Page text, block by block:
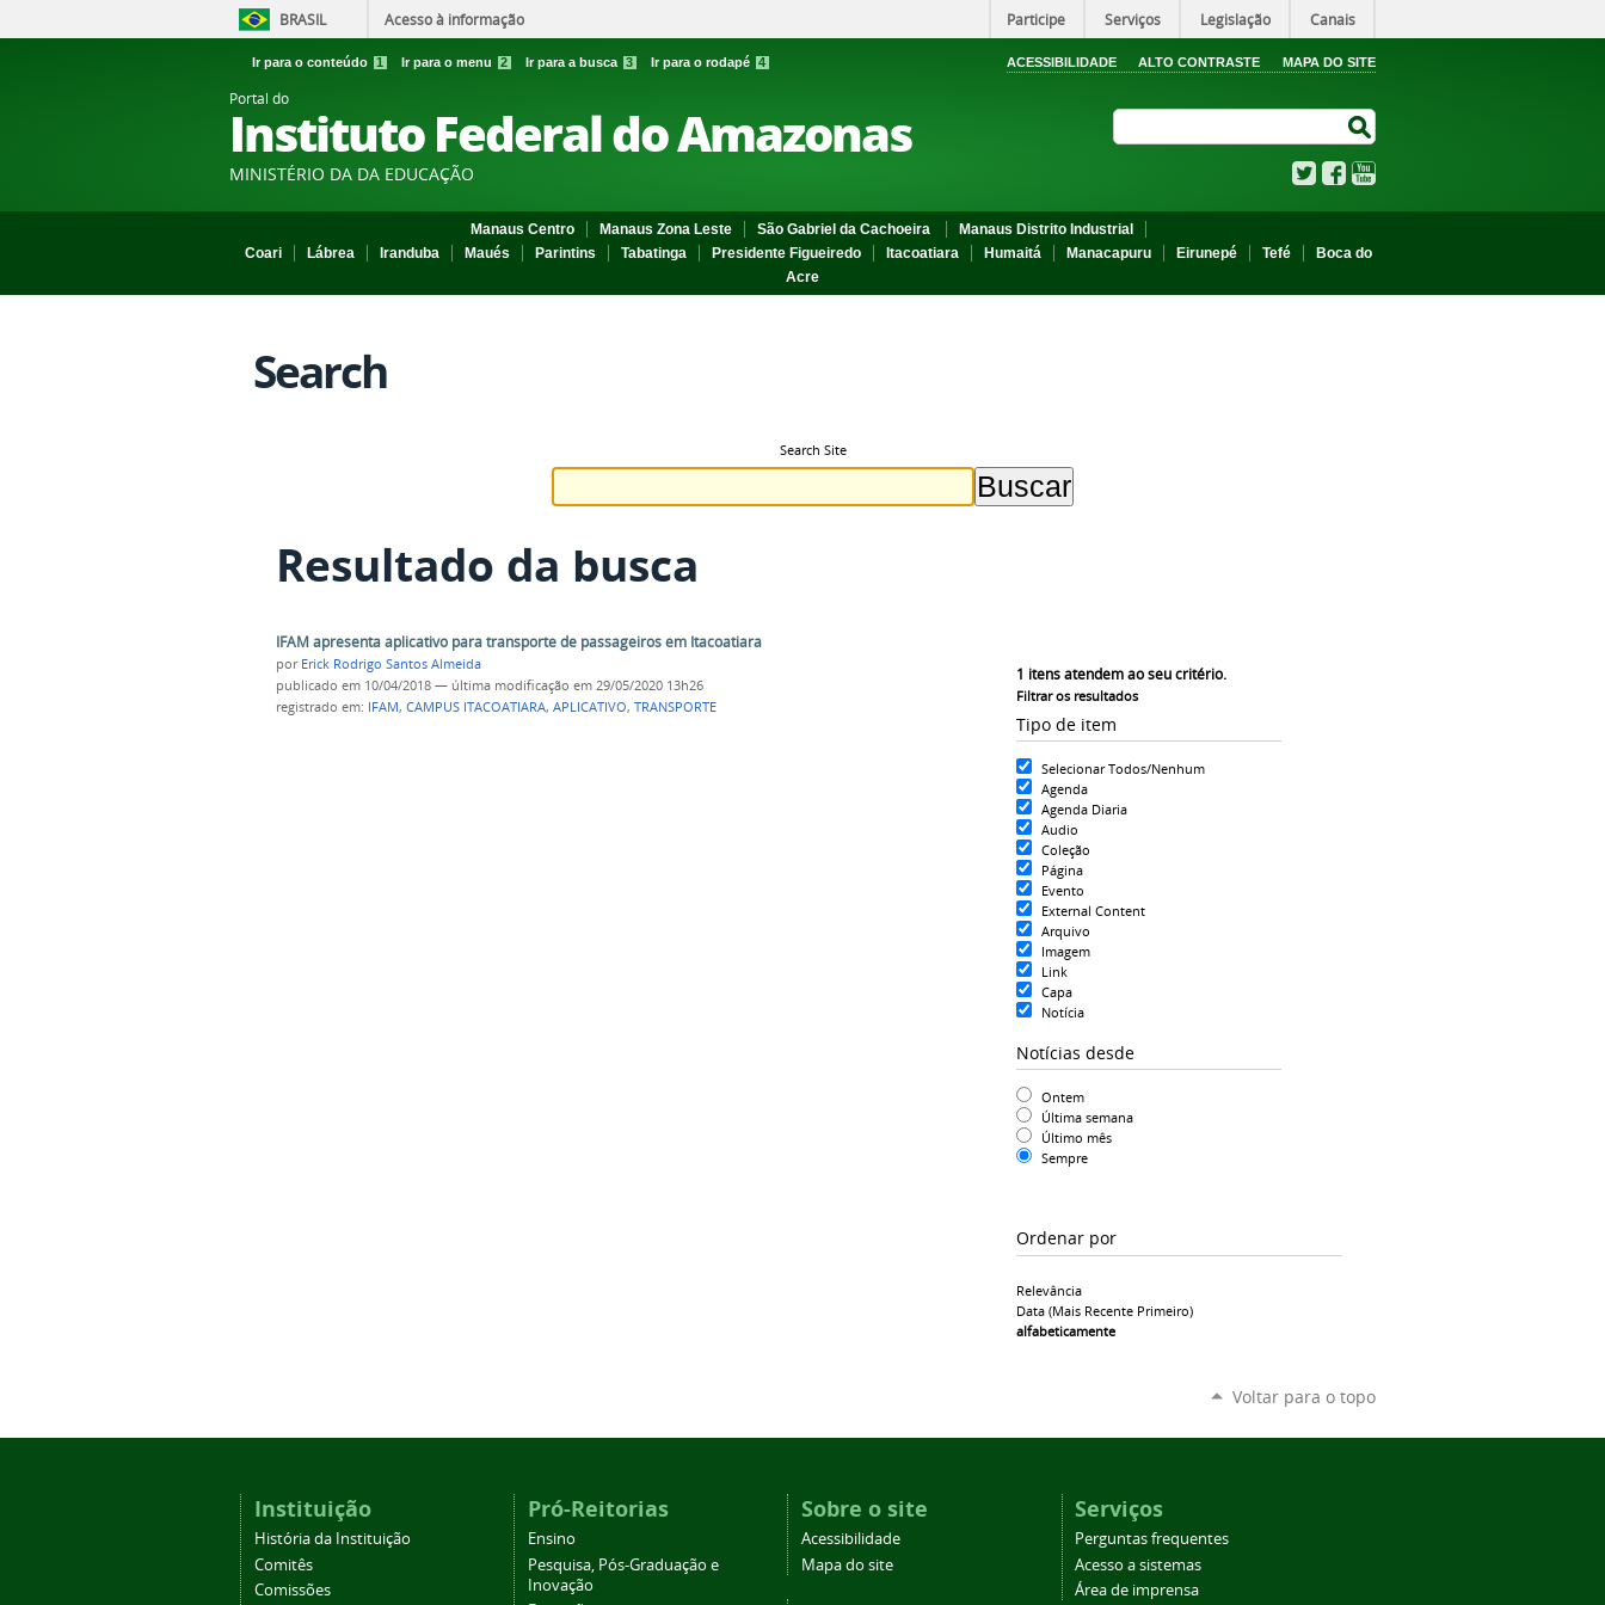
BRASIL Acesso à informação Participe Serviços Legislação Canais
Ir para o conteúdo 1 Ir para o menu 2 Ir para a busca 3 Ir para o rodapé 4 ACESSIBILIDADE ALTO CONTRASTE MAPA DO SITE
Portal do
Instituto Federal do Amazonas
MINISTÉRIO DA DA EDUCAÇÃO TwitterFacebook
Manaus Centro Manaus Zona Leste São Gabriel da Cachoeira
Manaus Distrito Industrial
Coari
Lábrea Iranduba Maués Parintins Tabatinga Presidente Figueiredo Itacoatiara Humaitá Manacapuru Eirunepé Tefé
Boca do
Acre
Search
Search Site
Resultado da busca
1 itens atendem ao seu critério.
Filtrar os resultados
Tipo de item
Selecionar Todos/Nenhum
Agenda
Agenda Diaria
Audio
Coleção
Página
Evento
External Content
Arquivo
Imagem
Link
Capa
Notícia
Notícias desde
Ontem
Última semana
Último mês
Sempre
Ordenar por
Relevância
Data (mais Recente Primeiro)
alfabeticamente
IFAM apresenta aplicativo para transporte de passageiros em Itacoatiara
por Erick Rodrigo Santos Almeida
publicado em 10/04/2018 — última modificação em 29/05/2020 13h26
registrado em: IFAM, CAMPUS ITACOATIARA, APLICATIVO, TRANSPORTE
Voltar para o topo
Instituição
História da Instituição
Comitês
Comissões
Pró-Reitorias
Ensino
Pesquisa, Pós-Graduação e
Inovação
Sobre o site
Acessibilidade
Mapa do site
Serviços
Perguntas frequentes
Acesso a sistemas
Área de imprensa